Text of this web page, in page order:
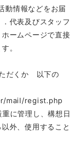
動情報などをお届
代表及びスタッフ
ームページで直接
。
だくか 以下の
mail/regist.php
に管理し、構想日
外、使用すること